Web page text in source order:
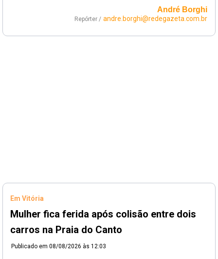
André Borghi
Repórter / andre.borghi@redegazeta.com.br
Em Vitória
Mulher fica ferida após colisão entre dois
carros na Praia do Canto
Publicado em 08/08/2026 às 12:03